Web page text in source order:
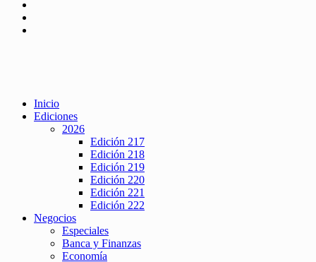
Inicio
Ediciones
2026
Edición 217
Edición 218
Edición 219
Edición 220
Edición 221
Edición 222
Negocios
Especiales
Banca y Finanzas
Economía